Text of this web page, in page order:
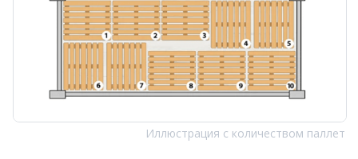
Иллюстрация с количеством паллет